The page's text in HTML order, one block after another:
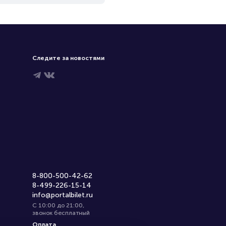
Следите за новостями
8-800-500-42-62
8-499-226-15-14
info@portalbilet.ru
С 10:00 до 21:00,
звонок бесплатный
Оплата